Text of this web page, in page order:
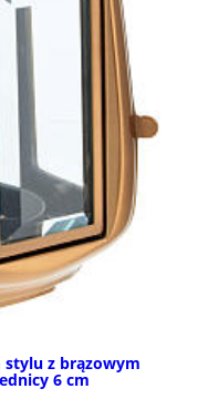
stylu z brązowym
6 cm